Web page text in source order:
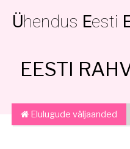
Ühendus Eesti
EESTI
Elulugude väljaanded